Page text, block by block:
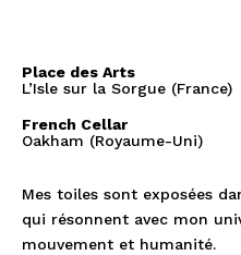
Place des Arts
L’Isle sur la Sorgue (France)
French Cellar
Oakham (Royaume-Uni)
Mes toiles sont exposées
qui résonnent avec mon
mouvement et humanité.